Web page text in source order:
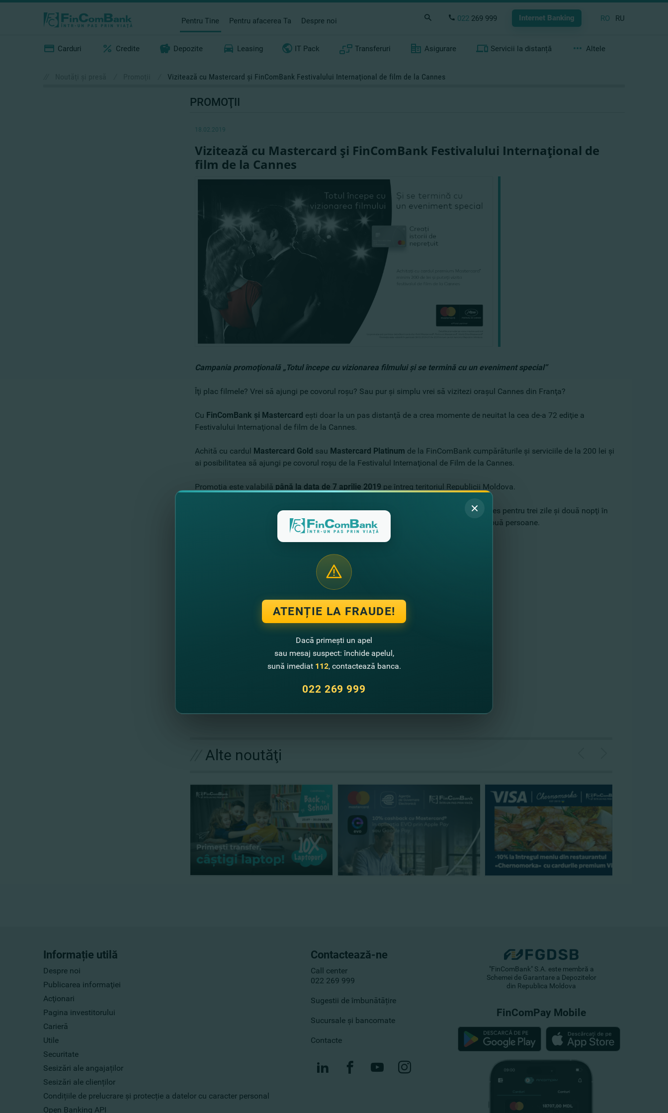
Pentru Tine Pentru afacerea Ta Despre noi 022 269 999 Internet Banking RO RU
Carduri Credite Depozite Leasing IT Pack Transferuri Asigurare Servicii la distanță Altele
Vizitează cu Mastercard şi FinComBank Festivalului Internaţional de film de la Cannes
PROMOŢII
18.02.2019
Vizitează cu Mastercard şi FinComBank Festivalului Internaţional de
film de la Cannes
Campania promoţională „Totul începe cu vizionarea filmului şi se termină cu un eveniment special”
Îţi plac filmele? Vrei să ajungi pe covorul roşu? Sau pur şi simplu vrei să vizitezi oraşul Cannes din Franţa?
Cu FinComBank şi Mastercard eşti doar la un pas distanţă de a crea momente de neuitat la cea de-a 72 ediţie a
Festivalului Internaţional de film de la Cannes.
Achită cu cardul Mastercard Gold sau Mastercard Platinum de la FinComBank cumpărăturile şi serviciile de la 200 lei şi
ai posibilitatea să ajungi pe covorul roşu de la Festivalul Internaţional de Film de la Cannes.
Promoţia este valabilă până la data de 7 aprilie 2019 pe întreg teritoriul Republicii Moldova.
Câştigă o călătorie la cea de-a 72 ediţie a Festivalului Internaţional de film de la Cannes pentru trei zile şi două nopţi în
16 mai – 18 mai 2019 în timpul organizării Festivalului din Franţa pentru două persoane.
- bilete de avion Chişinău – Nisa – Chişinău (bilete de tip econom).
- transferul de la aeroportul de sosire la locul cazării (Cannes)
Regulamentul oficial al promoţiei AICI.
Încă nu ai cardul Mastercard de la FinComBank?
Alte noutăţi
Informație utilă
Despre noi
Publicarea informaţiei
Acţionari
Pagina investitorului
Carieră
Utile
Securitate
Sesizări ale angajaților
Sesizări ale clienților
Condițiile de prelucrare și protecție a datelor cu caracter personal
Open Banking API
Contactează-ne
Call center
022 269 999
Sugestii de îmbunătățire
Sucursale și bancomate
Contacte
"FinComBank" S.A. este membră a
Schemei de Garantare a Depozitelor
din Republica Moldova
FinComPay Mobile
ATENȚIE LA FRAUDE!
Dacă primești un apel
sau mesaj suspect: închide apelul,
sună imediat 112, contactează banca.
022 269 999